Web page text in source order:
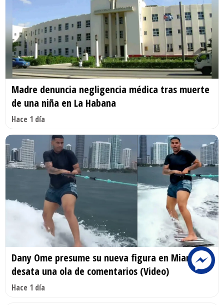
Madre denuncia negligencia médica tras muerte
de una niña en La Habana
Hace 1 día
Dany Ome presume su nueva figura en Miami y
desata una ola de comentarios (Video)
Hace 1 día